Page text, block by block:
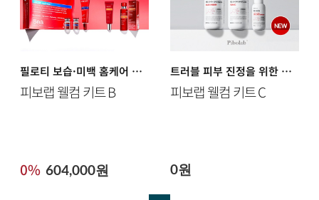
필로티 보습·미백 홈케어 패키지
피보랩 웰컴 키트 B
0% 604,000원
트러블 피부 진정을 위한 홈케어 패키지
피보랩 웰컴 키트 C
0원